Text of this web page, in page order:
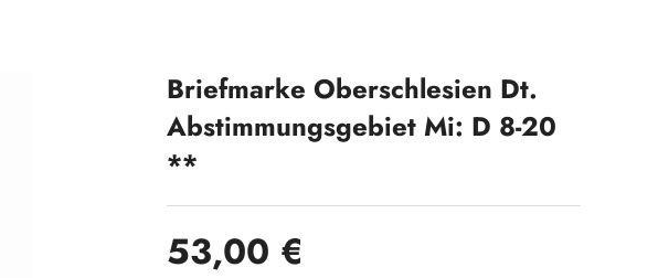
Briefmarke Oberschlesien Dt.
Abstimmungsgebiet Mi: D 8-20
**
Regulärer Preis:
53,00 €